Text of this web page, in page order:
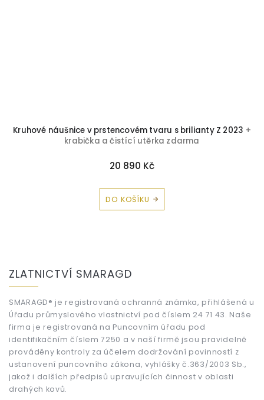
Kruhové náušnice v prstencovém tvaru s brilianty Z 2023 +
krabička a čistící utěrka zdarma
20 890 Kč
DO KOŠÍKU
ZLATNICTVÍ SMARAGD
SMARAGD® je registrovaná ochranná známka, přihlášená u
Úřadu průmyslového vlastnictví pod číslem 24 71 43. Naše
firma je registrovaná na Puncovním úřadu pod
identifikačním číslem 7250 a v naší firmě jsou pravidelně
prováděny kontroly za účelem dodržování povinností z
ustanovení puncovního zákona, vyhlášky č.363/2003 Sb.,
jakož i dalších předpisů upravujících činnost v oblasti
drahých kovů.